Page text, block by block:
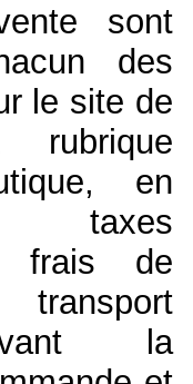
sont
des
le site de
rubrique
en
taxes
frais de
la